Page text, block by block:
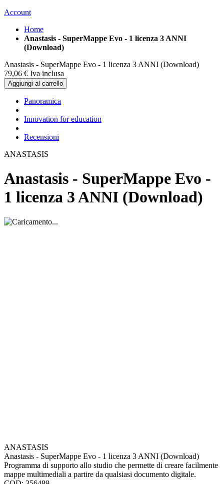
Account
Home
Anastasis - SuperMappe Evo - 1 licenza 3 ANNI
(Download)
Anastasis - SuperMappe Evo - 1 licenza 3 ANNI (Download)
79,06 € Iva inclusa
Aggiungi al carrello
Panoramica
Innovation for education
Recensioni
ANASTASIS
Anastasis - SuperMappe Evo -
1 licenza 3 ANNI (Download)
ANASTASIS
Anastasis - SuperMappe Evo - 1 licenza 3 ANNI (Download)
Programma di supporto allo studio che permette di creare facilmente
mappe multimediali a partire da qualsiasi documento digitale.